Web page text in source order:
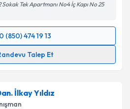
Tek Apartmanı No4 İç Kapı No 25
0 (850) 474 19 13
Talep Et
Talebi
hazırlandığında e-posta ile
İlkay Yıldız